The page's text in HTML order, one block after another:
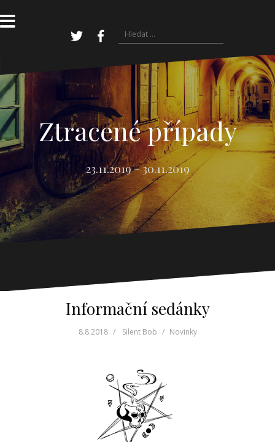
k
obsahu
TwitterFacebook
Vyhledávání
Ztracené případy
23.11.2019 – 30.11.2019
Informační sedánky
8.8.2018 Silent Bob Novinky